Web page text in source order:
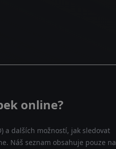
online?
a dalších možností, jak sledovat
Náš seznam obsahuje pouze na